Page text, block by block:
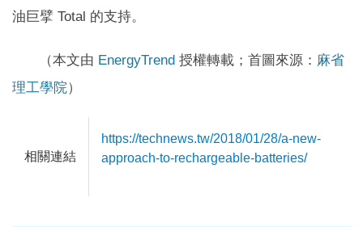
油巨擘 Total 的支持。
（本文由 EnergyTrend 授權轉載；首圖來源： 麻省
理工學院）
相關連結
https://technews.tw/2018/01/28/a-new-
approach-to-rechargeable-batteries/